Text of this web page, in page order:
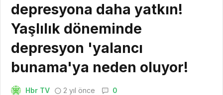
depresyona daha yatkın!
Yaşlılık döneminde
depresyon 'yalancı
bunama'ya neden oluyor!
Hbr TV 2 yıl önce
0